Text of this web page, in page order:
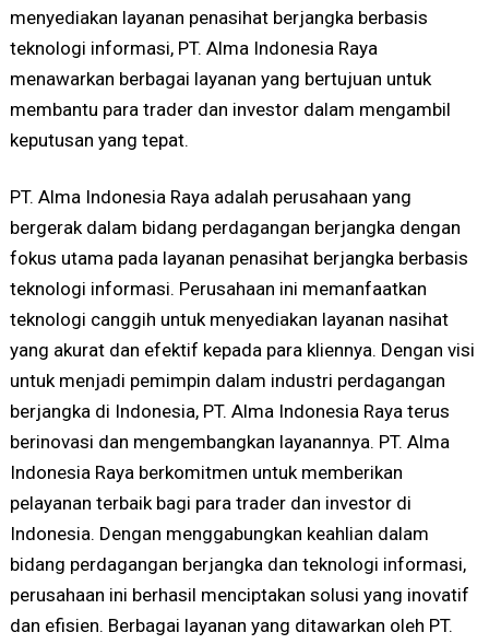
menyediakan layanan penasihat berjangka berbasis
teknologi informasi, PT. Alma Indonesia Raya
menawarkan berbagai layanan yang bertujuan untuk
membantu para trader dan investor dalam mengambil
keputusan yang tepat.
PT. Alma Indonesia Raya adalah perusahaan yang
bergerak dalam bidang perdagangan berjangka dengan
fokus utama pada layanan penasihat berjangka berbasis
teknologi informasi. Perusahaan ini memanfaatkan
teknologi canggih untuk menyediakan layanan nasihat
yang akurat dan efektif kepada para kliennya. Dengan visi
untuk menjadi pemimpin dalam industri perdagangan
berjangka di Indonesia, PT. Alma Indonesia Raya terus
berinovasi dan mengembangkan layanannya. PT. Alma
Indonesia Raya berkomitmen untuk memberikan
pelayanan terbaik bagi para trader dan investor di
Indonesia. Dengan menggabungkan keahlian dalam
bidang perdagangan berjangka dan teknologi informasi,
perusahaan ini berhasil menciptakan solusi yang inovatif
dan efisien. Berbagai layanan yang ditawarkan oleh PT.